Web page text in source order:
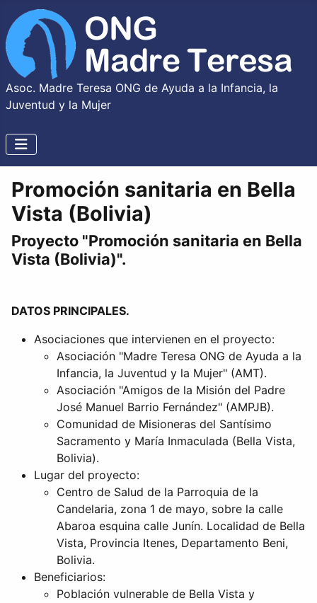
Asoc. Madre Teresa ONG de Ayuda a la Infancia, la
Juventud y la Mujer
Promoción sanitaria en Bella
Vista (Bolivia)
Proyecto "Promoción sanitaria en Bella
Vista (Bolivia)".
DATOS PRINCIPALES.
Asociaciones que intervienen en el proyecto:
Asociación "Madre Teresa ONG de Ayuda a la
Infancia, la Juventud y la Mujer" (AMT).
Asociación "Amigos de la Misión del Padre
José Manuel Barrio Fernández" (AMPJB).
Comunidad de Misioneras del Santísimo
Sacramento y María Inmaculada (Bella Vista,
Bolivia).
Lugar del proyecto:
Centro de Salud de la Parroquia de la
Candelaria, zona 1 de mayo, sobre la calle
Abaroa esquina calle Junín. Localidad de Bella
Vista, Provincia Itenes, Departamento Beni,
Bolivia.
Beneficiarios:
Población vulnerable de Bella Vista y